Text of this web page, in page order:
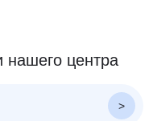
нашего центра